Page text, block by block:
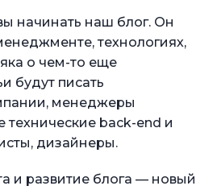
начинать наш блог. Он
технологиях,
о чем-то еще
будут писать
менеджеры
технические back-end и
дизайнеры.
и развитие блога — новый